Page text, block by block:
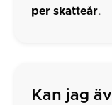
per skatteår.
Kan jag